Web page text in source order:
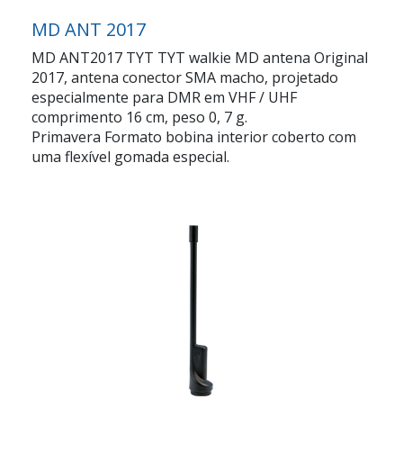
MD ANT 2017
MD ANT2017 TYT TYT walkie MD antena Original
2017, antena conector SMA macho, projetado
especialmente para DMR em VHF / UHF
comprimento 16 cm, peso 0, 7 g.
Primavera Formato bobina interior coberto com
uma flexível gomada especial.